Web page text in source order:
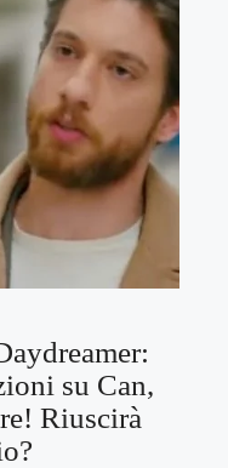
su Can,
Riuscirà